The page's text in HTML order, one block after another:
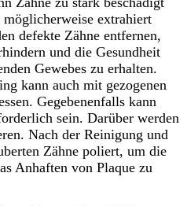
extrahiert
defekte Zähne entfernen,
und die Gesundheit
Gewebes zu erhalten.
kann auch mit gezogenen
Gegebenenfalls kann
sein. Darüber werden
Nach der Reinigung und
Zähne poliert, um die
Anhaften von Plaque zu